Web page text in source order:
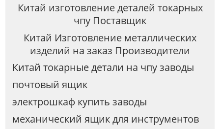
Китай изготовление деталей токарных
чпу Поставщик
Китай Изготовление металлических
изделий на заказ Производители
Китай токарные детали на чпу заводы
почтовый ящик
электрошкаф купить заводы
механический ящик для инструментов